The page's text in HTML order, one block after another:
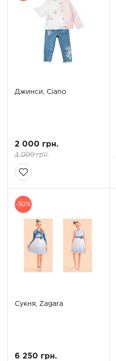
Джинси, Ciano
2 000 грн.
4 000 грн.
-50%
Сукня, Zagara
6 250 грн.